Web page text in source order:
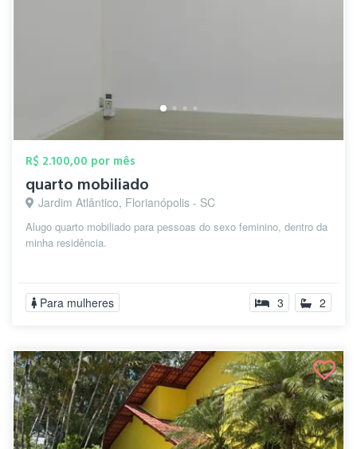
R$ 2.100,00 por mês
quarto mobiliado
Jardim Atlântico, Florianópolis - SC
Alugo quarto mobiliado para pessoas do sexo feminino, dentro da
minha residência.
Para mulheres 3 2